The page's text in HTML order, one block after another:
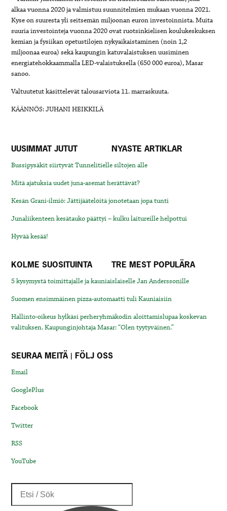
alkaa vuonna 2020 ja valmistuu suunnitelmien mukaan vuonna 2021.
Kyse on suuresta yli seitsemän miljoonan euron investoinnista. Muita
suuria investointeja vuonna 2020 ovat ruotsinkielisen koulukeskuksen
kemian ja fysiikan opetustilojen nykyaikaistaminen (noin 1,2
miljoonaa euroa) sekä kaupungin katuvalaistuksen uusiminen
energiatehokkaammalla LED-valaistuksella (650 000 euroa), Masar
sanoo.
Valtuutetut käsittelevät talousarviota 11. marraskuuta.
KÄÄNNÖS: JUHANI HEIKKILÄ
UUSIMMAT JUTUT NYASTE ARTIKLAR
Bussipysäkit siirtyvät Tunnelitielle siltojen alle
Mitä ajatuksia uudet juna-asemat herättävät?
Kesän Grani-ilmiö: Jättijäätelöitä jonotetaan jopa tunti
Junaliikenteen kesätauko päättyi – kulku laitureille helpottui
Hyvää kesää!
KOLME SUOSITUINTA TRE MEST POPULÄRA
5 kysymystä toimittajalle ja kauniaislaiselle Jan Anderssonille
Suomen ensimmäinen pizza-automaatti tuli Kauniaisiin
Hallinto-oikeus hylkäsi perheryhmäkodin aloittamislupaa koskevan
valituksen. Kaupunginjohtaja Masar: “Olen tyytyväinen.”
SEURAA MEITÄ | FÖLJ OSS
Email
GooglePlus
Facebook
Twitter
RSS
YouTube